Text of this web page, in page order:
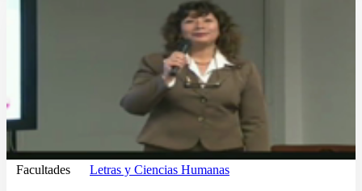
Facultades Letras y Ciencias Humanas